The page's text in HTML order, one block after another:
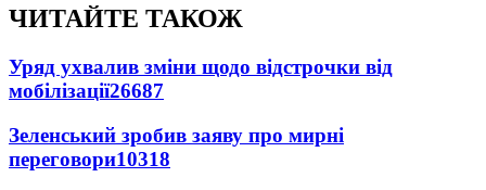
ЧИТАЙТЕ ТАКОЖ
Уряд ухвалив зміни щодо відстрочки від
мобілізації26687
Зеленський зробив заяву про мирні
переговори10318